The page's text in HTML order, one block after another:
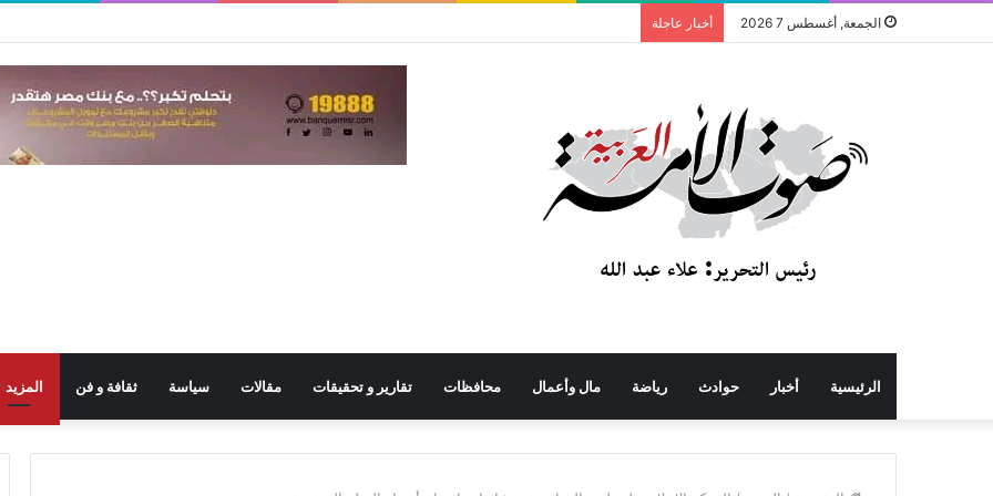
الجمعة, أغسطس 7 2026 أخبار عاجلة
الرئيسية أخبار حوادث رياضة مال وأعمال محافظات تقارير و تحقيقات مقالات سياسة ثقافة و فن المزيد